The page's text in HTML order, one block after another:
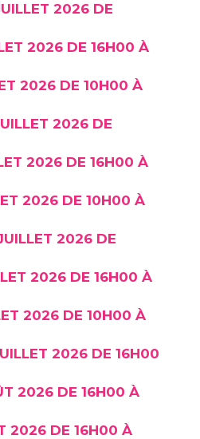
2026 DE
2026 DE 16H00 À
2026 DE 10H00 À
2026 DE
2026 DE 16H00 À
2026 DE 10H00 À
2026 DE
2026 DE 16H00 À
2026 DE 10H00 À
2026 DE 16H00
2026 DE 16H00 À
2026 DE 16H00 À